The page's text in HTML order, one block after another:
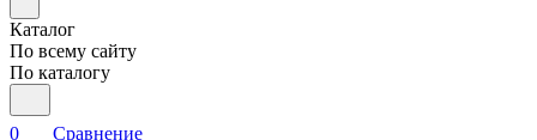
Каталог
По всему сайту
По каталогу
0
Сравнение